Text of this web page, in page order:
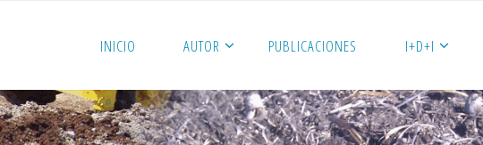
INICIO AUTOR PUBLICACIONES I+D+I